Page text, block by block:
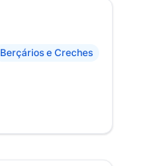
Berçários e Creches